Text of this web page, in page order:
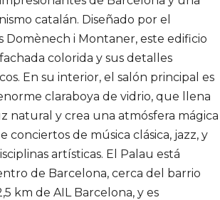
catalán. Diseñado por el
i Montaner, este edificio
colorida y sus detalles
En su interior, el salón principal es
claraboya de vidrio, que llena
natural y crea una atmósfera mágica
conciertos de música clásica, jazz, y
artísticas. El Palau está
de Barcelona, cerca del barrio
km de AIL Barcelona, y es